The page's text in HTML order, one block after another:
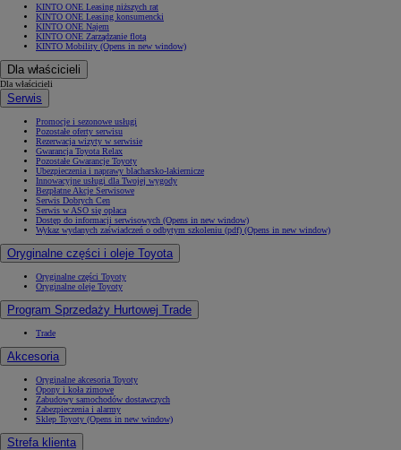
KINTO ONE Leasing niższych rat
KINTO ONE Leasing konsumencki
KINTO ONE Najem
KINTO ONE Zarządzanie flotą
KINTO Mobility (Opens in new window)
Dla właścicieli
Dla właścicieli
Serwis
Promocje i sezonowe usługi
Pozostałe oferty serwisu
Rezerwacja wizyty w serwisie
Gwarancja Toyota Relax
Pozostałe Gwarancje Toyoty
Ubezpieczenia i naprawy blacharsko-lakiernicze
Innowacyjne usługi dla Twojej wygody
Bezpłatne Akcje Serwisowe
Serwis Dobrych Cen
Serwis w ASO się opłaca
Dostęp do informacji serwisowych (Opens in new window)
Wykaz wydanych zaświadczeń o odbytym szkoleniu (pdf) (Opens in new window)
Oryginalne części i oleje Toyota
Oryginalne części Toyoty
Oryginalne oleje Toyoty
Program Sprzedaży Hurtowej Trade
Trade
Akcesoria
Oryginalne akcesoria Toyoty
Opony i koła zimowe
Zabudowy samochodów dostawczych
Zabezpieczenia i alarmy
Sklep Toyoty (Opens in new window)
Strefa klienta